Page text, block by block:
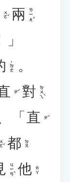
ㄨㄛˇ 兩 ㄌㄧㄤˇ
」
˙ㄉㄜ 。
ㄓˊ 對 ㄉㄨㄟˋ
「 直 ㄓˊ
ㄨㄛˇ 都 ㄉㄡ
ㄐㄧㄢˋ 他 ㄊㄚ